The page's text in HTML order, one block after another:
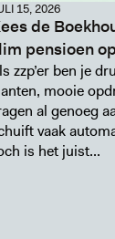
15, 2026
de
pensioen
zzp’er ben je
mooie
al genoeg
vaak
is het juist...